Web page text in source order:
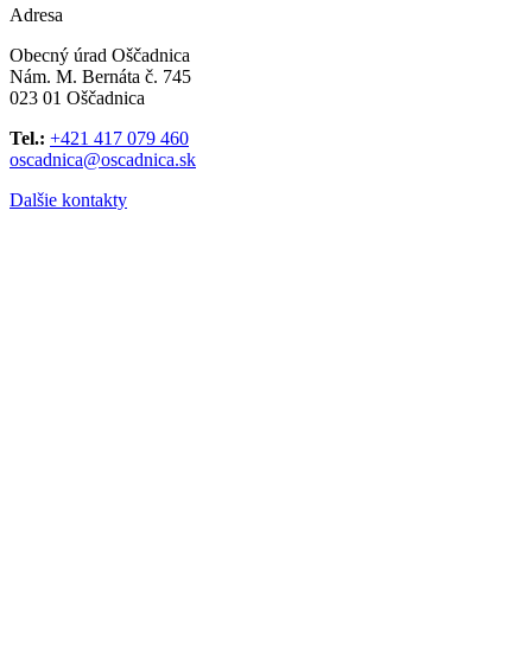
Adresa
Obecný úrad Oščadnica
Nám. M. Bernáta č. 745
023 01 Oščadnica
Tel.: +421 417 079 460
oscadnica@oscadnica.sk
Dalšie kontakty